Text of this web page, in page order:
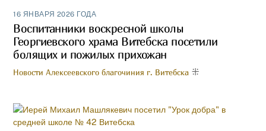
16 ЯНВАРЯ 2026 ГОДА
Воспитанники воскресной школы
Георгиевского храма Витебска посетили
болящих и пожилых прихожан
Новости Алексеевского благочиния г. Витебска